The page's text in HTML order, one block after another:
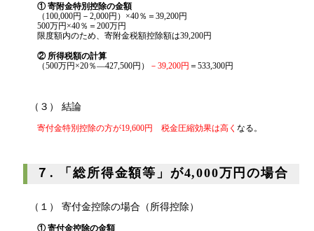
① 寄附金特別控除の金額
（100,000円－2,000円）×40％＝39,200円
500万円×40％＝200万円
限度額内のため、寄附金税額控除額は39,200円
② 所得税額の計算
（500万円×20％―427,500円）
－39,200円 ＝533,300円
（３） 結論
寄付金特別控除の方が19,600円 税金圧縮効果は高く なる。
７. 「総所得金額等」が4,000万円の場合
（１） 寄付金控除の場合（所得控除）
① 寄付金控除の金額